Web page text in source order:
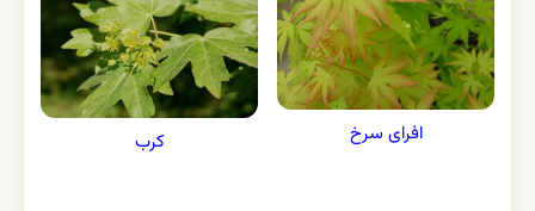
افرای سرخ کرب